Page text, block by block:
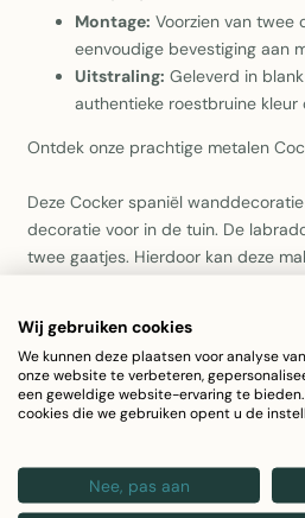
Montage: Voorzien van twee
eenvoudige bevestiging aan
Uitstraling: Geleverd in
authentieke roestbruine kleur
Ontdek onze prachtige metalen
Deze Cocker spaniël
decoratie voor in de tuin. De
twee gaatjes. Hierdoor kan deze
De Cocker spaniël
De Engelse Cocker Spaniël is een
hond. Zijn vacht is zacht en
kleurencombinaties hebben,
oranje en bruin, combinaties van
Wij gebruiken cookies
We kunnen deze plaatsen voor analyse
onze website te verbeteren,
een geweldige website-ervaring te
cookies die we gebruiken opent u de
Nee, pas aan